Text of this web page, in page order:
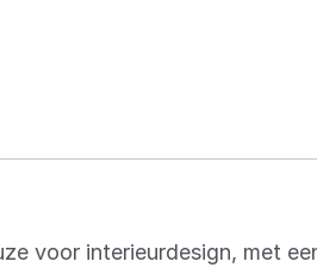
voor interieurdesign, met